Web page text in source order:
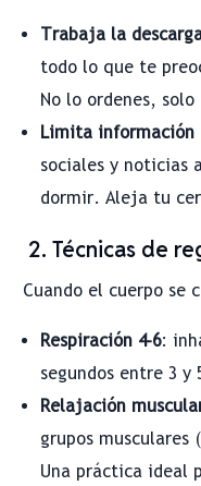
Trabaja la
todo lo que te
No lo ordenes,
Limita
sociales y noticias
dormir. Aleja tu
2. Técnicas de
Cuando el cuerpo se
Respiración 4-6:
segundos entre 3 y
Relajación
grupos musculares
Una práctica ideal